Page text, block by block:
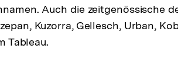
Auch die zeitgenössische
Kuzorra, Gellesch, Urban,
Tableau.